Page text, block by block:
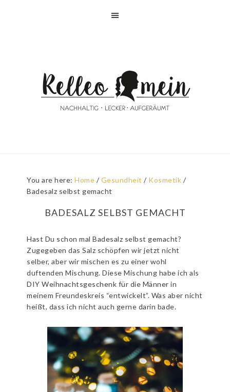
You are here:Home / Gesundheit / Kosmetik /
Badesalz selbst gemacht
BADESALZ SELBST GEMACHT
Hast Du schon mal Badesalz selbst gemacht?
Zugegeben das Salz schöpfen wir jetzt nicht
selber, aber wir mischen es zu einer wohl
duftenden Mischung. Diese Mischung habe ich als
DIY Weihnachtsgeschenk für die Männer in
meinem Freundeskreis “entwickelt”. Was aber nicht
heißt, dass ich nicht auch gerne darin bade.